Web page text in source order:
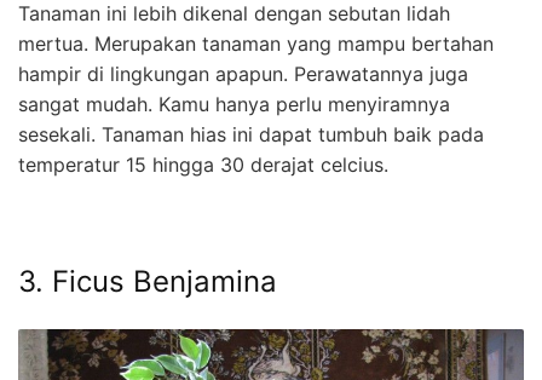
Tanaman ini lebih dikenal dengan sebutan lidah
mertua. Merupakan tanaman yang mampu bertahan
hampir di lingkungan apapun. Perawatannya juga
sangat mudah. Kamu hanya perlu menyiramnya
sesekali. Tanaman hias ini dapat tumbuh baik pada
temperatur 15 hingga 30 derajat celcius.
3. Ficus Benjamina